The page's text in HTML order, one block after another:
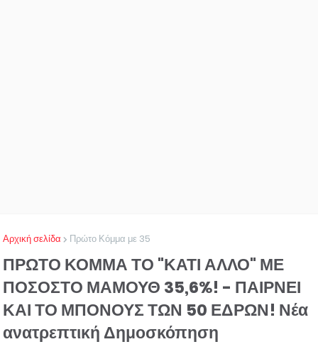
Αρχική σελίδα Πρώτο Κόμμα με 35
ΠΡΩΤΟ ΚΟΜΜΑ ΤΟ "ΚΑΤΙ ΑΛΛΟ" ΜΕ
ΠΟΣΟΣΤΟ ΜΑΜΟΥΘ 35,6%! - ΠΑΙΡΝΕΙ
ΚΑΙ ΤΟ ΜΠΟΝΟΥΣ ΤΩΝ 50 ΕΔΡΩΝ! Νέα
ανατρεπτική Δημοσκόπηση